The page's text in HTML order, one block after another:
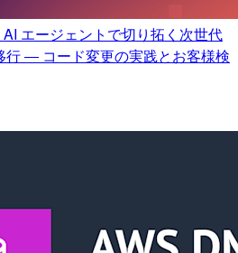
AI エージェントで切り拓く次世代
行 ― コード変更の実践とお客様検